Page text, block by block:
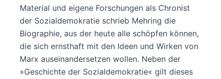
Material und eigene Forschungen als Chronist
der Sozialdemokratie schrieb Mehring die
Biographie, aus der heute alle schöpfen können,
die sich ernsthaft mit den Ideen und Wirken von
Marx auseinandersetzen wollen. Neben der
»Geschichte der Sozialdemokratie« gilt dieses